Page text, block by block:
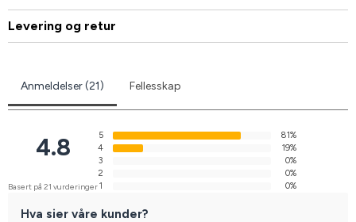
Levering og retur
Anmeldelser (21) Fellesskap
4.8
Basert på 21 vurderinger
5
81%
4
19%
3
0%
2
0%
1
0%
Hva sier våre kunder?